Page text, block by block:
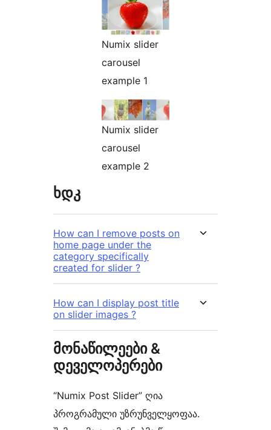
Numix slider
carousel
example 1
Numix slider
carousel
example 2
ხდკ
How can I remove posts on
home page under the
category specifically
created for slider ?
How can I display post title
on slider images ?
მონაწილეები &
დეველოპერები
“Numix Post Slider” ღია
პროგრამული უზრუნველყოფაა.